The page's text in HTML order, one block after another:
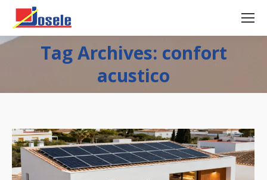
Tag Archives: confort
acustico